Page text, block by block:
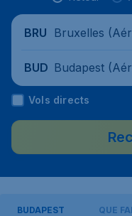
BRU Bruxelles
BUD Budapest
apest-Ferenc
Vols directs
BUDAPEST QUE